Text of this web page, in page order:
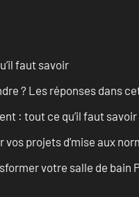
faut savoir
? Les réponses dans
: tout ce qu’il faut
projets d’mise aux
votre salle de bain